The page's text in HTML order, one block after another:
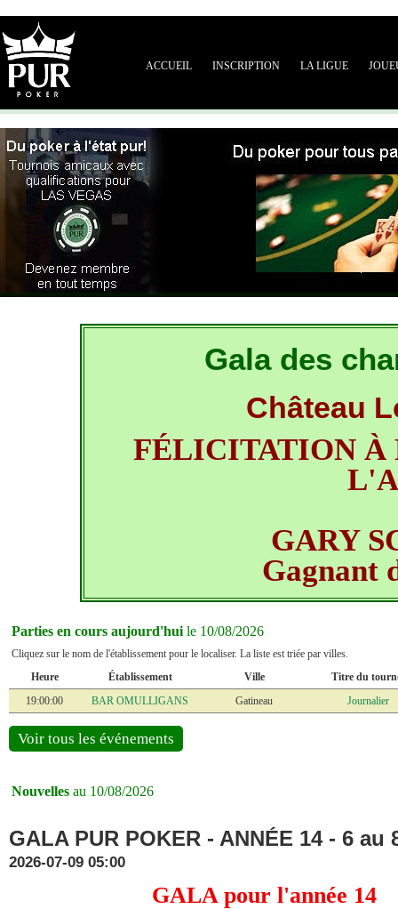
ACCUEIL INSCRIPTION LA LIGUE
Gala des
Château
FÉLICITATION À
GARY
Gagnant
Parties en cours aujourd'hui le 10/08/2026
Cliquez sur le nom de l'établissement pour le localiser. La liste est triée par villes.
Heure
Établissement Ville
Titre du
19:00:00
BAR OMULLIGANS Gatineau Journalier
Voir tous les événements
Nouvelles au 10/08/2026
GALA PUR POKER - ANNÉE 14 - 6 au
2026-07-09 05:00
GALA pour l'année 14